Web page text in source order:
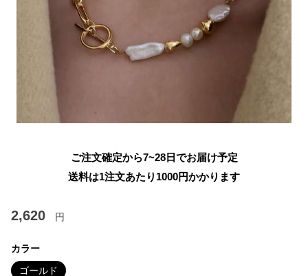
ご注文確定から7~28日でお届け予定
送料は1注文あたり 1000円かかります
2,620 円
カラー
ゴールド